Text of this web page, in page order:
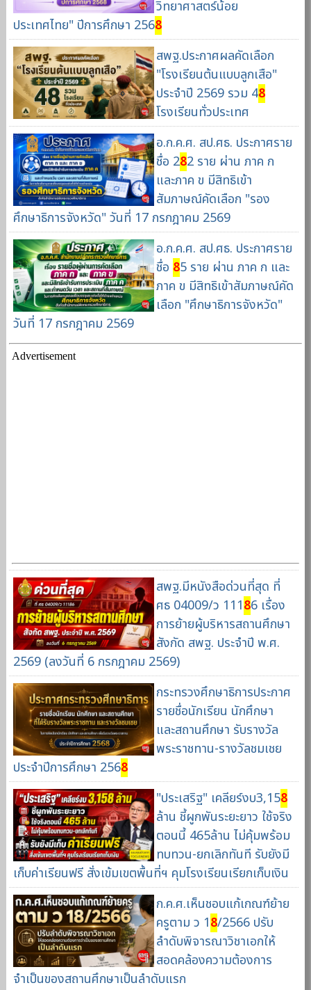
วิทยาศาสตร์น้อย
ประเทศไทย" ปีการศึกษา 2568
สพฐ.ประกาศผลคัดเลือก
"โรงเรียนต้นแบบลูกเสือ"
ประจำปี 2569 รวม 48
โรงเรียนทั่วประเทศ
อ.ก.ค.ศ. สป.ศธ. ประกาศราย
ชื่อ 282 ราย ผ่าน ภาค ก
และภาค ข มีสิทธิเข้า
สัมภาษณ์คัดเลือก "รอง
ศึกษาธิการจังหวัด" วันที่ 17 กรกฎาคม 2569
อ.ก.ค.ศ. สป.ศธ. ประกาศราย
ชื่อ 85 ราย ผ่าน ภาค ก และ
ภาค ข มีสิทธิเข้าสัมภาษณ์คัด
เลือก "ศึกษาธิการจังหวัด"
วันที่ 17 กรกฎาคม 2569
Advertisement
สพฐ.มีหนังสือด่วนที่สุด ที่
ศธ 04009/ว 11186 เรื่อง
การย้ายผู้บริหารสถานศึกษา
สังกัด สพฐ. ประจำปี พ.ศ.
2569 (ลงวันที่ 6 กรกฎาคม 2569)
กระทรวงศึกษาธิการประกาศ
รายชื่อนักเรียน นักศึกษา
และสถานศึกษา รับรางวัล
พระราชทาน-รางวัลชมเชย
ประจำปีการศึกษา 2568
"ประเสริฐ" เคลียร์งบ3,158
ล้าน ชี้ผูกพันระยะยาว ใช้จริง
ตอนนี้ 465ล้าน ไม่คุ้มพร้อม
ทบทวน-ยกเลิกทันที รับยังมี
เก็บค่าเรียนฟรี สั่งเข้มเขตพื้นที่ฯ คุมโรงเรียนเรียกเก็บเงิน
ก.ค.ศ.เห็นชอบแก้เกณฑ์ย้าย
ครูตาม ว 18/2566 ปรับ
ลำดับพิจารณาวิชาเอกให้
สอดคล้องความต้องการ
จำเป็นของสถานศึกษาเป็นลำดับแรก